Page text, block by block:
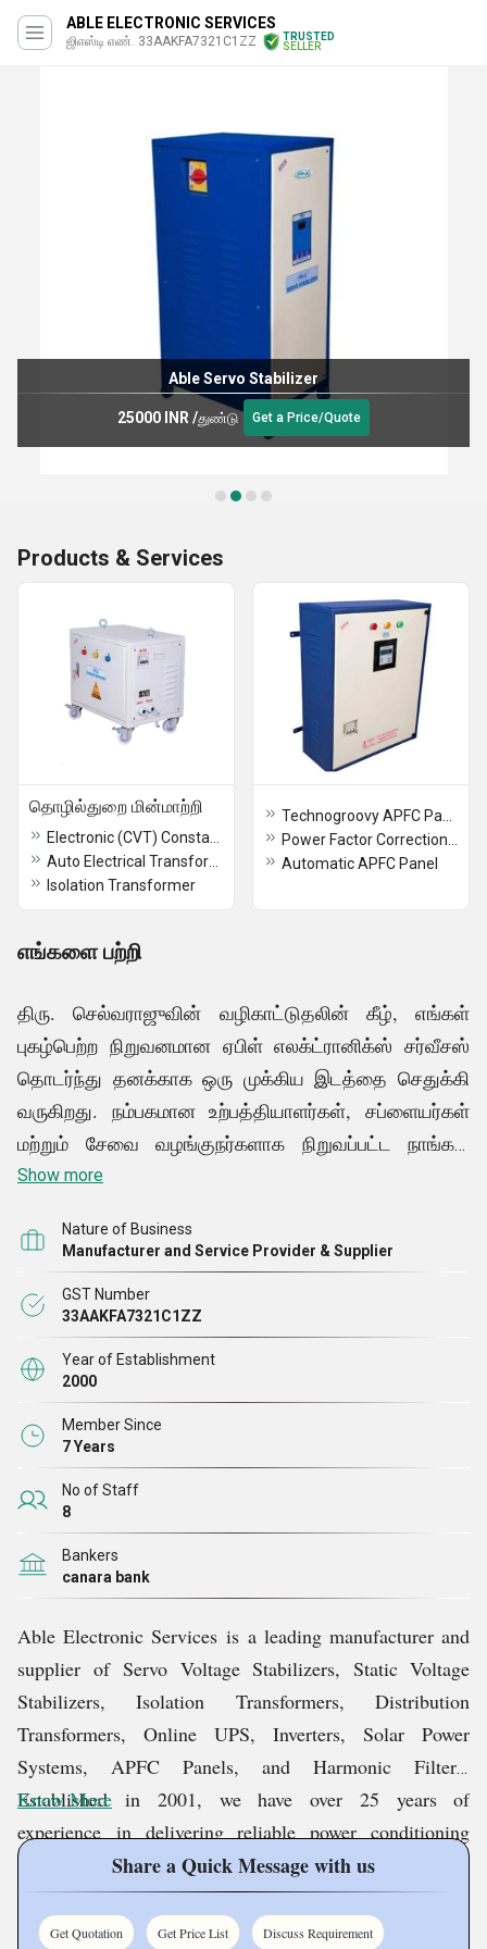
ABLE ELECTRONIC SERVICES
ஜிஎஸ்டி எண். 33AAKFA7321C1ZZ
TRUSTED
SELLER
Able Servo Stabilizer
25000 INR /துண்டு Get a Price/Quote
Products & Services
தொழில்துறை மின்மாற்றி
Isolation Transformer
Automatic APFC Panel
எங்களை பற்றி
திரு. செல்வராஜுவின் வழிகாட்டுதலின் கீழ், எங்கள்
புகழ்பெற்ற நிறுவனமான ஏபிள் எலக்ட்ரானிக்ஸ் சர்வீசஸ்
தொடர்ந்து தனக்காக ஒரு முக்கிய இடத்தை செதுக்கி
வருகிறது. நம்பகமான உற்பத்தியாளர்கள், சப்ளையர்கள்
மற்றும் சேவை வழங்குநர்களாக நிறுவப்பட்ட நாங்கள்
தொழில்துறையில் சிறந்த பெயர்களில் ஒன்றாக
நிலைப்படுத்திகள், ஆன்லைன் யுபிஎஸ், கண்ட்ரோல் பேனல்
போர்டுகள், ஆட்டோ டிரான்ஸ்ஃபார்மர்ஸ் மற்றும் பிறவற்றின்
பிரத்யேக வரம்பில் நாங்கள் நி எங்கள் தயாரிப்புகள்
அனைத்தும் சந்தையில் கிடைக்கும் சிறந்த
மூலப்பொருட்களைப் பயன்படுத்தி கவனமாக
வடிவமைக்கப்பட்டு உருவாக்கப்பட்டுள்ளன. ஆயுள்,
சரளமான செயல்திறன், புதுமையான வடிவமைப்பு,
அதிர்ச்சி எதிர்ப்பு, பயனர் நட்பு இடைமுகம் போன்றவை
எங்கள் தயாரிப்பு வரம்பில் காணப்படும் சில பண்புகள், இது
பரவலாக பிரபலமாகவும் அதிக தேவை கொண்டதாகவும்
உள்ளது. இது தவிர, நிறுவல், பராமரிப்பு மற்றும்
செயல்பாட்டின் எளிமை ஆகியவை வாடிக்கையாளர்களை
இரண்டாவது எண்ணங்கள் இல்லாமல் தயாரிப்புகளை
வாங்க கட்டாயப்படுத்தும் அம்சங்கள் சேர்க்கப்படுகின்றன.
எங்கள் தயாரிப்புகளைப் போலவே, நாங்கள் வழங்கும்
சேவைகளும் மிக உயர்ந்த நம்பகத்தன்மையை
வெளிப்படுத்துகின்றன. எங்கள் ஆழமான திறமையான
நிபுணர்களால் நிகழ்த்தப்பட்டு செயல்படுத்தப்பட்டு,
எங்கள் சேவைகள் நேரத்திற்குள் கட்டுப்படுத்தப்பட்டவை
மற்றும் செலவு-தகுதியானவை. எனவே,
ஒட்டுமொத்தமாக, எங்களுடன் இணைப்பது எங்கள்
Show more
Nature of Business
Manufacturer and Service Provider & Supplier
GST Number
33AAKFA7321C1ZZ
Year of Establishment
2000
Member Since
7 Years
No of Staff
8
Bankers
canara bank
Able Electronic Services is a leading manufacturer and
supplier of Servo Voltage Stabilizers, Static Voltage
Stabilizers, Isolation Transformers, Distribution
Transformers, Online UPS, Inverters, Solar Power
Systems, APFC Panels, and Harmonic Filters.
Established in 2001, we have over 25 years of
experience in delivering reliable power conditioning
solutions for industrial, commercial, and residential
applications.
Know More
Share a Quick Message with us
Get Quotation Get Price List Discuss Requirement